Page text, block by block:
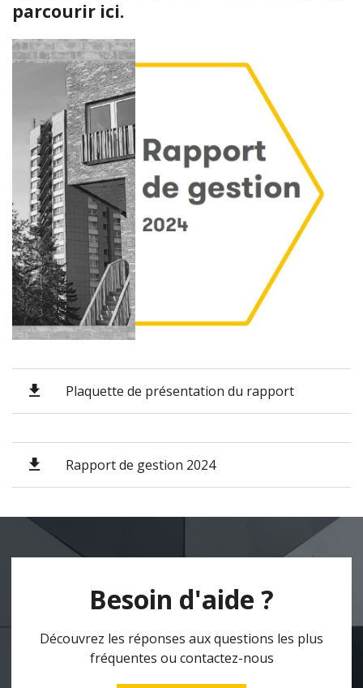
parcourir ici.
Plaquette de présentation du rapport
Rapport de gestion 2024
Besoin d'aide ?
Découvrez les réponses aux questions les plus
fréquentes ou contactez-nous